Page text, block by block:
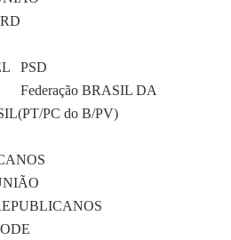
PSD
Federação BRASIL DA
PC do B/PV)